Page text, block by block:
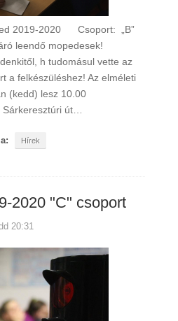
2019-2020 Csoport: „B”
leendő mopedesek!
h tudomásul vette az
a felkészüléshez! Az elméleti
(kedd) lesz 10.00
út…
Hírek
2020 "C" csoport
20:31